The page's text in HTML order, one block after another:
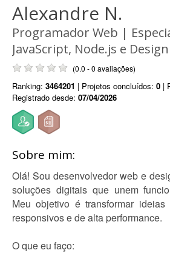
Alexandre N.
Programador Web |
JavaScript, Node.js e
(0.0 - 0 avaliações)
Ranking: 3464201 | Projetos concluídos: 0 |
Registrado desde: 07/04/2026
Sobre mim:
Olá! Sou desenvolvedor web e
soluções digitais que unem
Meu objetivo é transformar ideias
responsivos e de alta performance.
O que eu faço: